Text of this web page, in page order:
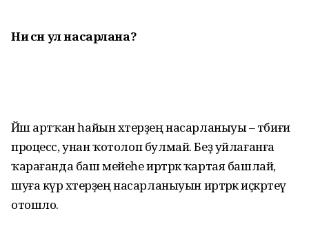
Ни өсөн улнасарлана?
Йәш артҡан һайын хәтерҙең насарланыуы – тәбиғи
процесс, унан ҡотолоп булмай. Беҙ уйлағанға
ҡарағанда баш мейеһе иртәрәк ҡартая башлай,
шуға күрә хәтерҙең насарланыуын иртәрәк иҫкәртеү
отошло.